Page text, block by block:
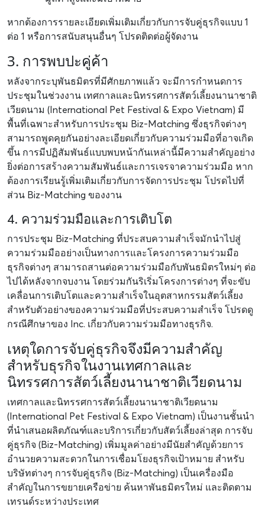
หากต้องการรายละเอียดเพิ่มเติมเกี่ยวกับการจับคู่ธุรกิจแบบ 1
ต่อ 1 หรือการสนับสนุนอื่นๆ โปรดติดต่อผู้จัดงาน
3. การพบปะคู่ค้า
หลังจากระบุพันธมิตรที่มีศักยภาพแล้ว จะมีการกำหนดการ
ประชุมในช่วงงาน เทศกาลและนิทรรศการสัตว์เลี้ยงนานาชาติ
เวียดนาม (International Pet Festival & Expo Vietnam) มี
พื้นที่เฉพาะสำหรับการประชุม Biz-Matching ซึ่งธุรกิจต่างๆ
สามารถพูดคุยกันอย่างละเอียดเกี่ยวกับความร่วมมือที่อาจเกิด
ขึ้น การมีปฏิสัมพันธ์แบบพบหน้ากันเหล่านี้มีความสำคัญอย่าง
ยิ่งต่อการสร้างความสัมพันธ์และการเจรจาความร่วมมือ หาก
ต้องการเรียนรู้เพิ่มเติมเกี่ยวกับการจัดการประชุม โปรดไปที่
ส่วน Biz-Matching ของงาน
4. ความร่วมมือและการเติบโต
การประชุม Biz-Matching ที่ประสบความสำเร็จมักนำไปสู่
ความร่วมมืออย่างเป็นทางการและโครงการความร่วมมือ
ธุรกิจต่างๆ สามารถสานต่อความร่วมมือกับพันธมิตรใหม่ๆ ต่อ
ไปได้หลังจากจบงาน โดยร่วมกันริเริ่มโครงการต่างๆ ที่จะขับ
เคลื่อนการเติบโตและความสำเร็จในอุตสาหกรรมสัตว์เลี้ยง
สำหรับตัวอย่างของความร่วมมือที่ประสบความสำเร็จ โปรดดู
กรณีศึกษาของ Inc. เกี่ยวกับความร่วมมือทางธุรกิจ.
เหตุใดการจับคู่ธุรกิจจึงมีความสำคัญ
สำหรับธุรกิจในงานเทศกาลและ
นิทรรศการสัตว์เลี้ยงนานาชาติเวียดนาม
เทศกาลและนิทรรศการสัตว์เลี้ยงนานาชาติเวียดนาม
(International Pet Festival & Expo Vietnam) เป็นงานชั้นนำ
ที่นำเสนอผลิตภัณฑ์และบริการเกี่ยวกับสัตว์เลี้ยงล่าสุด การจับ
คู่ธุรกิจ (Biz-Matching) เพิ่มมูลค่าอย่างมีนัยสำคัญด้วยการ
อำนวยความสะดวกในการเชื่อมโยงธุรกิจเป้าหมาย สำหรับ
บริษัทต่างๆ การจับคู่ธุรกิจ (Biz-Matching) เป็นเครื่องมือ
สำคัญในการขยายเครือข่าย ค้นหาพันธมิตรใหม่ และติดตาม
เทรนด์ระหว่างประเทศ